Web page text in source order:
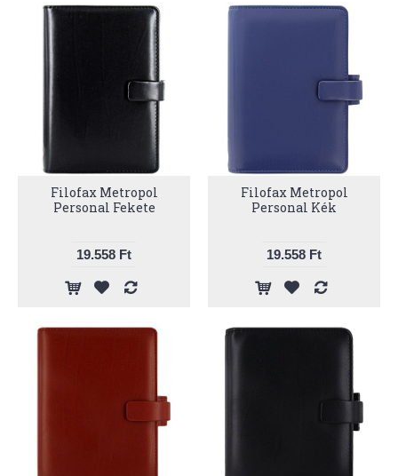
Filofax Metropol
Personal Fekete
19.558 Ft
Filofax Metropol
Personal Kék
19.558 Ft